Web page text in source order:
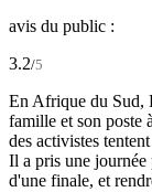
avis du public :
3.2/5
En Afrique du Sud,
famille et son poste
des activistes
Il a pris une journée
d'une finale, et